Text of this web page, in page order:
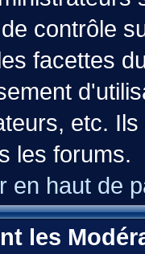
contrôle
facettes
etc.
les forums.
en haut de
les